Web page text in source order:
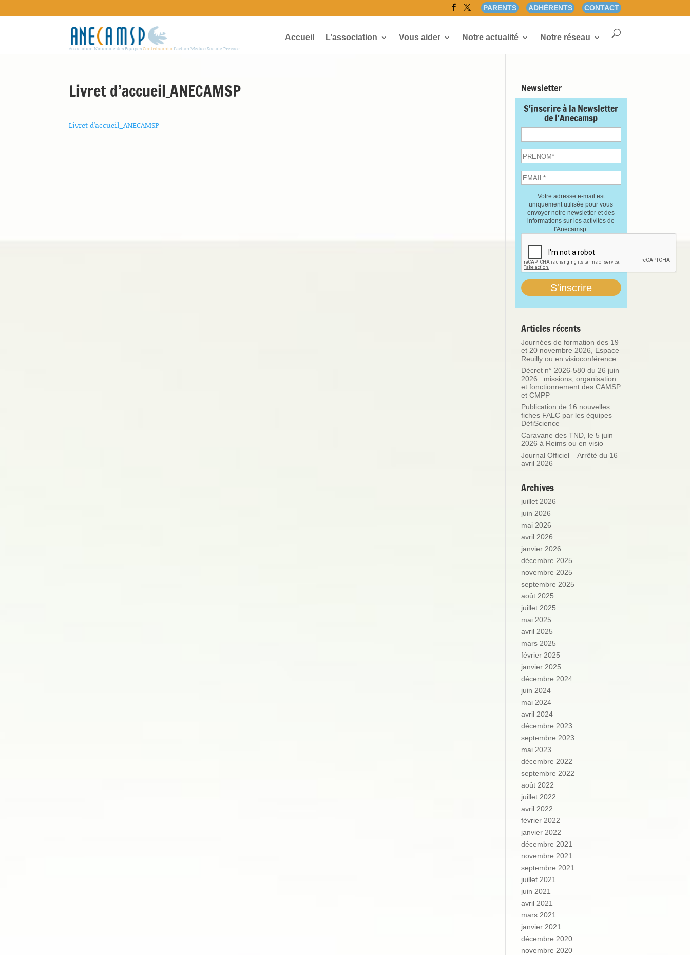
PARENTS ADHÉRENTS CONTACT
Association Nationale des EquipesContribuant àl'action Médico Sociale Précoce
Accueil L’association Vous aider Notre actualité Notre réseau
Livret d’accueil_ANECAMSP
Livret d'accueil_ANECAMSP
Newsletter
S'inscrire à la Newsletter
de l'Anecamsp
Votre adresse e-mail est
uniquement utilisée pour vous
envoyer notre newsletter et des
informations sur les activités de
l'Anecamsp.
Articles récents
Journées de formation des 19
et 20 novembre 2026, Espace
Reuilly ou en visioconférence
Décret n° 2026-580 du 26 juin
2026 : missions, organisation
et fonctionnement des CAMSP
et CMPP
Publication de 16 nouvelles
fiches FALC par les équipes
DéfiScience
Caravane des TND, le 5 juin
2026 à Reims ou en visio
Journal Officiel – Arrêté du 16
avril 2026
Archives
juillet 2026
juin 2026
mai 2026
avril 2026
janvier 2026
décembre 2025
novembre 2025
septembre 2025
août 2025
juillet 2025
mai 2025
avril 2025
mars 2025
février 2025
janvier 2025
décembre 2024
juin 2024
mai 2024
avril 2024
décembre 2023
septembre 2023
mai 2023
décembre 2022
septembre 2022
août 2022
juillet 2022
avril 2022
février 2022
janvier 2022
décembre 2021
novembre 2021
septembre 2021
juillet 2021
juin 2021
avril 2021
mars 2021
janvier 2021
décembre 2020
novembre 2020